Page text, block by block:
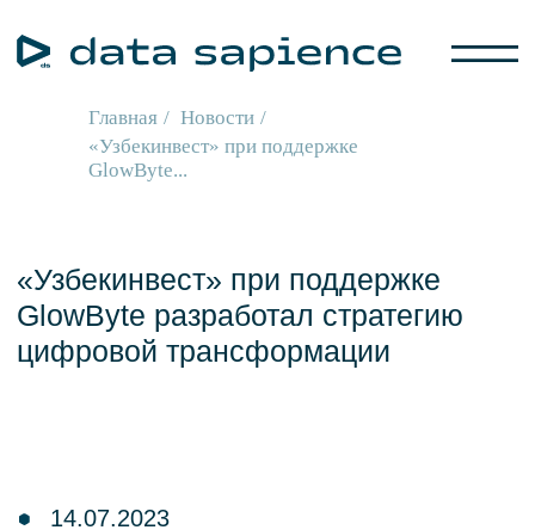
Главная / Новости /
«Узбекинвест» при поддержке
GlowByte...
14.07.2023